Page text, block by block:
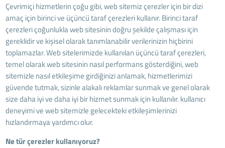
Çevrimiçi hizmetlerin çoğu gibi, web sitemiz çerezler için bir dizi
amaç için birinci ve üçüncü taraf çerezleri kullanır. Birinci taraf
çerezleri çoğunlukla web sitesinin doğru şekilde çalışması için
gereklidir ve kişisel olarak tanımlanabilir verilerinizin hiçbirini
toplamazlar. Web sitelerimizde kullanılan üçüncü taraf çerezleri,
temel olarak web sitesinin nasıl performans gösterdiğini, web
sitemizle nasıl etkileşime girdiğinizi anlamak, hizmetlerimizi
güvende tutmak, sizinle alakalı reklamlar sunmak ve genel olarak
size daha iyi ve daha iyi bir hizmet sunmak için kullanılır. kullanıcı
deneyimi ve web sitemizle gelecekteki etkileşimlerinizi
hızlandırmaya yardımcı olur.
Ne tür çerezler kullanıyoruz?